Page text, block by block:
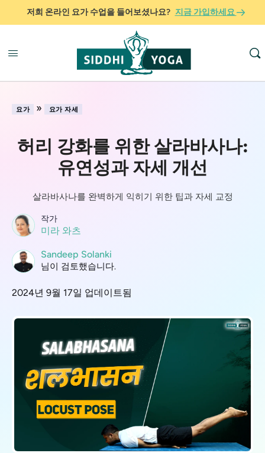
저희 온라인 요가 수업을 들어보셨나요? 지금 가입하세요
요가 » 요가 자세
허리 강화를 위한 살라바사나:
유연성과 자세 개선
살라바사나를 완벽하게 익히기 위한 팁과 자세 교정
작가
미라 와츠
Sandeep Solanki
님이 검토했습니다.
2024년 9월 17일 업데이트됨